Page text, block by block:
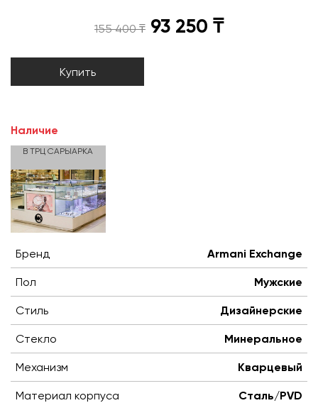
155 400₸ 93 250 ₸
Купить
Наличие
В ТРЦ САРЫАРКА
Бренд Armani Exchange
Пол Мужские
Стиль Дизайнерские
Стекло Минеральное
Механизм Кварцевый
Материал корпуса Сталь/PVD